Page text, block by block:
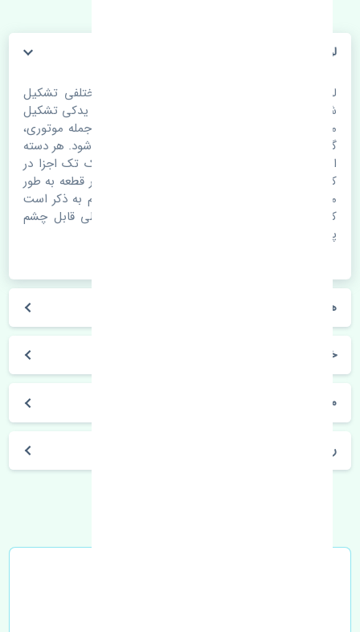
لوازم یدکی هیوندای i30 2010-2012
لوازم یدکی
از قطعات مختلفی تشکیل
شده است. هر خوردو معمولا از 4 الی 5 هزار قطعه یدکی تشکیل
می شود. قطعات یدکی در دسته های مختلفی از جمله موتوری،
گیربکس، بدنه، تعلیق، برقی و .... تقسیم بندی می شود. هر دسته
از قطعات شامل تعداد زیادی از اجزا می شود. تک تک اجزا در
کنار هم یک خودرو را تشکیل می دهند. کیفیت هر قطعه به طور
مستقیم روی دیگر لوازم یدکی تاثیر می گذارد. لازم به ذکر است
که کیفیت قطعات لوازم یدکی تحت هیچ شرایطی قابل چشم
پوشی نیست.
هیوندای i30 2010-2012
خودروسازی هیوندای
مشخصات فنی هیوندای i30 2010-2012
راه های ارتباطی با تنشی پارت